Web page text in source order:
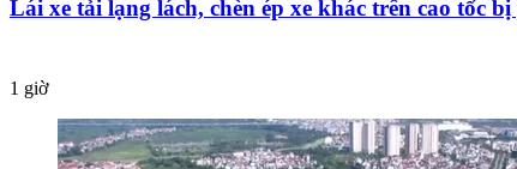
Lái xe tải lạng lách, chèn ép xe khác trên cao tốc
1 giờ